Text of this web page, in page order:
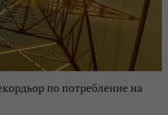
по потребление на